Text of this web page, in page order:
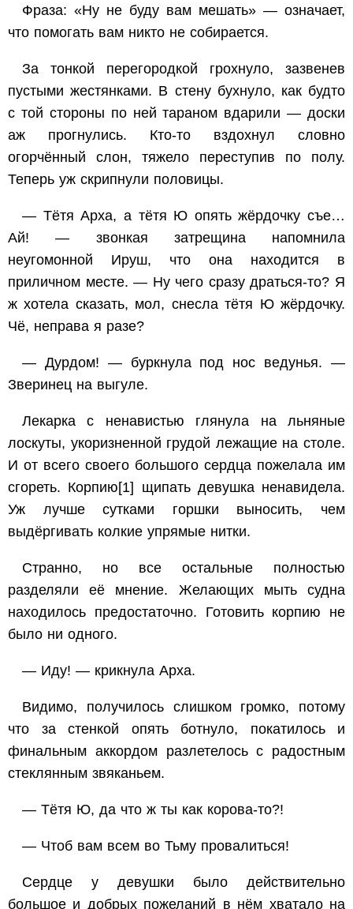
Фраза: «Ну не буду вам мешать» — означает,
что помогать вам никто не собирается.
За тонкой перегородкой грохнуло, зазвенев
пустыми жестянками. В стену бухнуло, как будто
с той стороны по ней тараном вдарили — доски
аж прогнулись. Кто-то вздохнул словно
огорчённый слон, тяжело переступив по полу.
Теперь уж скрипнули половицы.
— Тётя Арха, а тётя Ю опять жёрдочку съе…
Ай! — звонкая затрещина напомнила
неугомонной Ируш, что она находится в
приличном месте. — Ну чего сразу драться-то? Я
ж хотела сказать, мол, снесла тётя Ю жёрдочку.
Чё, неправа я разе?
— Дурдом! — буркнула под нос ведунья. —
Зверинец на выгуле.
Лекарка с ненавистью глянула на льняные
лоскуты, укоризненной грудой лежащие на столе.
И от всего своего большого сердца пожелала им
сгореть. Корпию[1] щипать девушка ненавидела.
Уж лучше сутками горшки выносить, чем
выдёргивать колкие упрямые нитки.
Странно, но все остальные полностью
разделяли её мнение. Желающих мыть судна
находилось предостаточно. Готовить корпию не
было ни одного.
— Иду! — крикнула Арха.
Видимо, получилось слишком громко, потому
что за стенкой опять ботнуло, покатилось и
финальным аккордом разлетелось с радостным
стеклянным звяканьем.
— Тётя Ю, да что ж ты как корова-то?!
— Чтоб вам всем во Тьму провалиться!
Сердце у девушки было действительно
большое и добрых пожеланий в нём хватало на